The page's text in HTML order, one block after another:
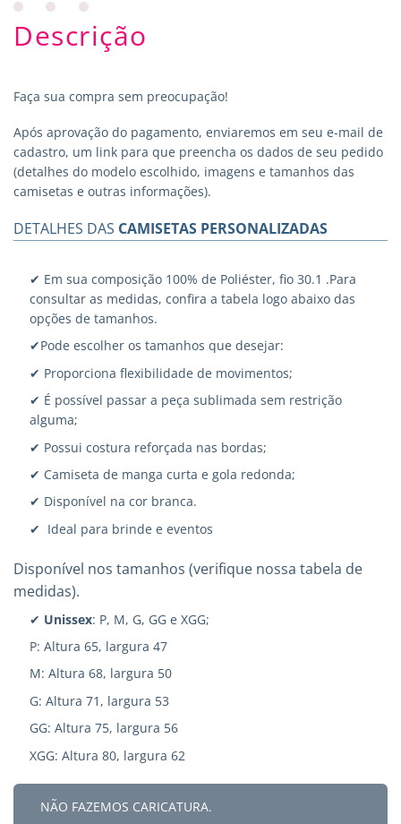
Descrição
Faça sua compra sem preocupação!
Após aprovação do pagamento, enviaremos em seu e-mail de
cadastro, um link para que preencha os dados de seu pedido
(detalhes do modelo escolhido, imagens e tamanhos das
camisetas e outras informações).
DETALHES DAS CAMISETAS PERSONALIZADAS
✔ Em sua composição 100% de Poliéster, fio 30.1 .Para
consultar as medidas, confira a tabela logo abaixo das
opções de tamanhos.
✔Pode escolher os tamanhos que desejar:
✔ Proporciona flexibilidade de movimentos;
✔ É possível passar a peça sublimada sem restrição
alguma;
✔ Possui costura reforçada nas bordas;
✔ Camiseta de manga curta e gola redonda;
✔ Disponível na cor branca.
✔ Ideal para brinde e eventos
Disponível nos tamanhos (verifique nossa tabela de
medidas).
✔ Unissex: P, M, G, GG e XGG;
P: Altura 65, largura 47
M: Altura 68, largura 50
G: Altura 71, largura 53
GG: Altura 75, largura 56
XGG: Altura 80, largura 62
NÃO FAZEMOS CARICATURA.